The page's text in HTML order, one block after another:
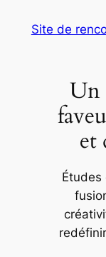
Site de
Un
et
Études